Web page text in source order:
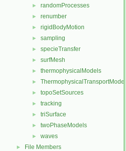
► randomProcesses
► renumber
► rigidBodyMotion
► sampling
► specieTransfer
► surfMesh
► thermophysicalModels
► ThermophysicalTransportModels
► topoSetSources
► tracking
► triSurface
► twoPhaseModels
► waves
► File Members